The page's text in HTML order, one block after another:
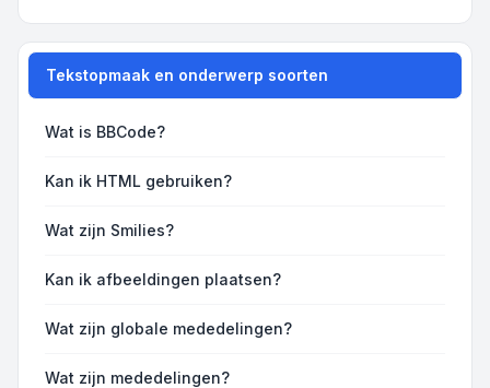
Tekstopmaak en onderwerp soorten
Wat is BBCode?
Kan ik HTML gebruiken?
Wat zijn Smilies?
Kan ik afbeeldingen plaatsen?
Wat zijn globale mededelingen?
Wat zijn mededelingen?